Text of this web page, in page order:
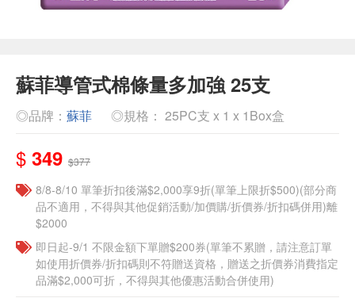
蘇菲導管式棉條量多加強 25支
◎品牌： 蘇菲 ◎規格： 25PC支 x 1 x 1Box盒
$ 349 $377
8/8-8/10 單筆折扣後滿$2,000享9折(單筆上限折$500)(部分商
品不適用，不得與其他促銷活動/加價購/折價券/折扣碼併用)離
$2000
即日起-9/1 不限金額下單贈$200券(單筆不累贈，請注意訂單
如使用折價券/折扣碼則不符贈送資格，贈送之折價券消費指定
品滿$2,000可折，不得與其他優惠活動合併使用)